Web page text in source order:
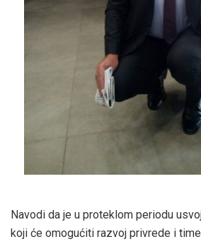
Navodi da je u proteklom periodu
koji će omogućiti razvoj privrede i